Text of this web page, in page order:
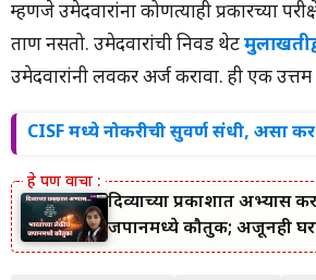
म्हणजे उमेदवारांना कोणत्याही प्रकारच्या
ताण नसतो. उमेदवारांची निवड थेट
उमेदवारांनी लवकर अर्ज करावा. ही एक
CISF मध्ये नोकरीची सुवर्ण संधी, असा
दिव्याच्या प्रकाशात अभ्यास
जपानमध्ये कौतुक; अजूनही